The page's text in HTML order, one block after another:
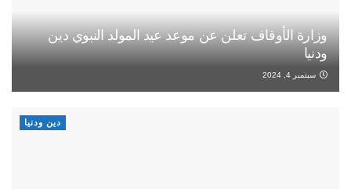
وزارة الأوقاف تعلن عن موعد عيد المولد النبوي دين
ودنيا
سبتمبر 4, 2024
دين ودنيا